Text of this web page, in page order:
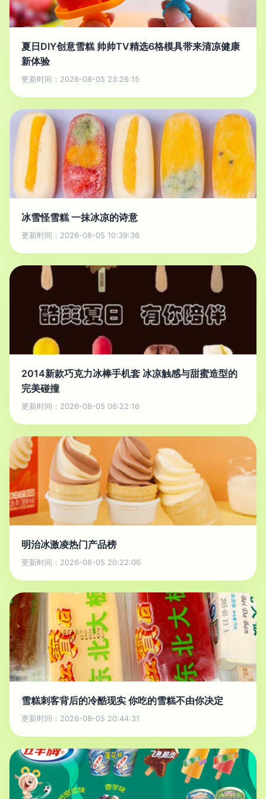
夏日DIY创意雪糕 帅帅TV精选6格模具带来清凉健康
新体验
更新时间：2026-08-05 23:26:15
冰雪怪雪糕 一抹冰凉的诗意
更新时间：2026-08-05 10:39:36
2014新款巧克力冰棒手机套 冰凉触感与甜蜜造型的
完美碰撞
更新时间：2026-08-05 06:22:16
明治冰激凌热门产品榜
更新时间：2026-08-05 20:22:06
雪糕刺客背后的冷酷现实 你吃的雪糕不由你决定
更新时间：2026-08-05 20:44:31